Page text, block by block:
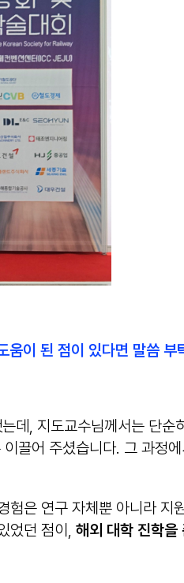
이 된 점이 있다면 말씀 부
데, 지도교수님께서는 단순
끌어 주셨습니다. 그 과정에
험은 연구 자체뿐 아니라 지
었던 점이, 해외 대학 진학을